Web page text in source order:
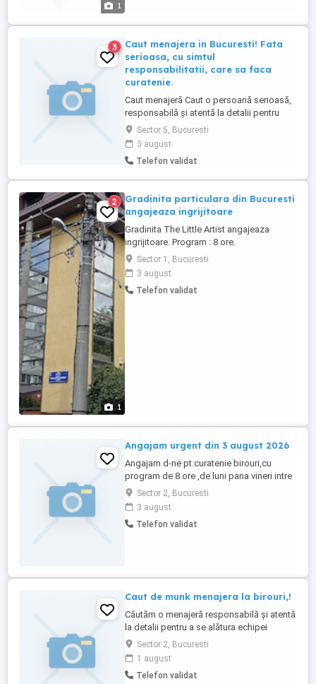
1
3
Caut menajera in Bucuresti! Fata
serioasa, cu simtul
responsabilitatii, care sa faca
curatenie.
Caut menajeră Caut o persoană serioasă,
responsabilă și atentă la detalii pentru
activități de menaj. Responsabilități: *
Curățenie generală și întreținere a locuinței
* Spălat și călcat haine (la nevoie) *
Organizarea și menținerea curățeniei
Sector 5, Bucuresti
3 august
Telefon validat
1
2
Gradinita particulara din Bucuresti
angajeaza ingrijitoare
Gradinita The Little Artist angajeaza
ingrijitoare. Program : 8 ore.
Sector 1, Bucuresti
3 august
Telefon validat
Angajam urgent din 3 august 2026
Angajam d-ne pt.curatenie birouri,cu
program de 8 ore ,de luni pana vineri intre
orele 6:00 - 14:00 si 14:00 - 22:00.Tel.
Sector 2, Bucuresti
3 august
Telefon validat
Caut de munk menajera la birouri,!
Căutăm o menajeră responsabilă și atentă
la detalii pentru a se alătura echipei
noastre și a menține birourile curate și
organizate. Responsabilitățile principale
includ curățarea și întreținerea spațiilor de
muncă, sălilor de conferință, holurilor și a
Sector 2, Bucuresti
1 august
Telefon validat